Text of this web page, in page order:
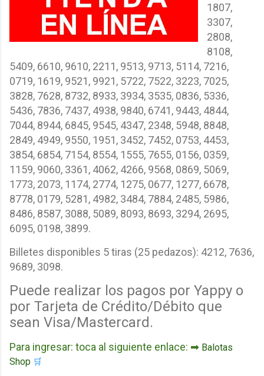
1807,
3307,
2808,
8108,
5409, 6610, 9610, 2211, 9513, 9713, 5114, 7216,
0719, 1619, 9521, 9921, 5722, 7522, 3223, 7025,
3828, 7628, 8732, 8933, 3934, 3535, 0836, 5336,
5436, 7836, 7437, 4938, 9840, 6741, 9443, 4844,
7044, 8944, 6845, 9545, 4347, 2348, 5948, 8848,
2849, 4949, 9550, 1951, 3452, 7452, 0753, 4453,
3854, 6854, 7154, 8554, 1555, 7655, 0156, 0359,
1159, 9060, 3361, 4062, 4266, 9568, 0869, 5069,
1773, 2073, 1174, 2774, 1275, 0677, 1277, 6678,
8778, 0179, 5281, 4982, 3484, 7884, 2485, 5986,
8486, 8587, 3088, 5089, 8093, 8693, 3294, 2695,
6095, 0198, 3899.
Billetes disponibles 5 tiras (25 pedazos): 4212, 7636,
9689, 3098.
Puede realizar los pagos por Yappy o
por Tarjeta de Crédito/Débito que
sean Visa/Mastercard.
Para ingresar: toca al siguiente enlace: ➡ Balotas
Shop 🛒